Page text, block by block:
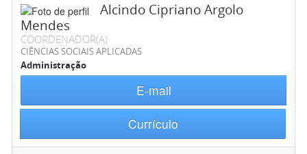
Alcindo Cipriano Argolo
Mendes
COORDENADOR(A)
CIÊNCIAS SOCIAIS APLICADAS
Administração
E-mail
Currículo